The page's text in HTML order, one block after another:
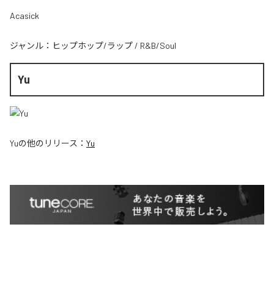
Acasick
ジャンル： ヒップホップ/ラップ / R&B/Soul
Yu
Yuの他のリリース： Yu